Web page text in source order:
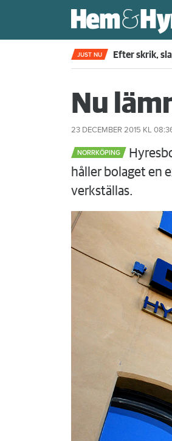
JUST NU Fjärde året i
Nu
23 DECEMBER 2015 KL
NORRKÖPING
håller bolaget en
verkställas.